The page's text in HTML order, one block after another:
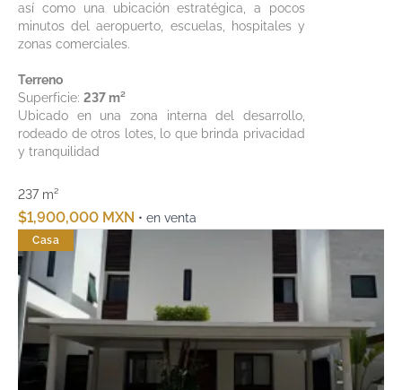
así como una ubicación estratégica, a pocos
minutos del aeropuerto, escuelas, hospitales y
zonas comerciales.
Terreno
Superficie: 237 m²
Ubicado en una zona interna del desarrollo,
rodeado de otros lotes, lo que brinda privacidad
y tranquilidad
237 m²
$1,900,000 MXN • en venta
Casa